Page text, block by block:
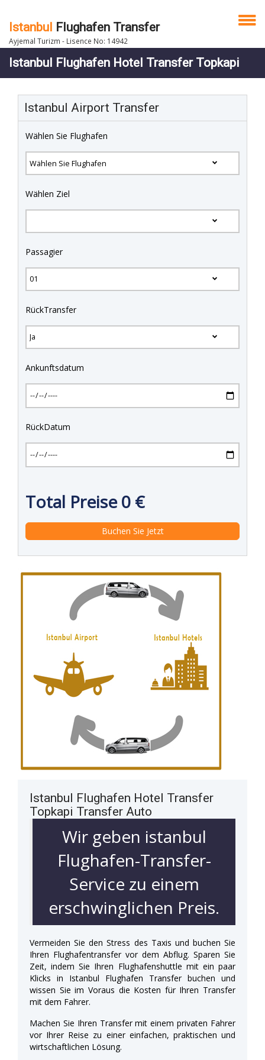
Istanbul Flughafen Transfer
Ayjemal Turizm - Lisence No: 14942
Istanbul Flughafen Hotel Transfer Topkapi
Istanbul Airport Transfer
Wählen Sie Flughafen
Wählen Ziel
Passagier
RückTransfer
Ankunftsdatum
RückDatum
Total Preise0 €
Istanbul Flughafen Hotel Transfer
Topkapi Transfer Auto
Wir geben istanbul
Flughafen-Transfer-
Service zu einem
erschwinglichen Preis.
Vermeiden Sie den Stress des Taxis und buchen Sie
Ihren Flughafentransfer vor dem Abflug. Sparen Sie
Zeit, indem Sie Ihren Flughafenshuttle mit ein paar
Klicks in Istanbul Flughafen Transfer buchen und
wissen Sie im Voraus die Kosten für Ihren Transfer
mit dem Fahrer.
Machen Sie Ihren Transfer mit einem privaten Fahrer
vor Ihrer Reise zu einer einfachen, praktischen und
wirtschaftlichen Lösung.